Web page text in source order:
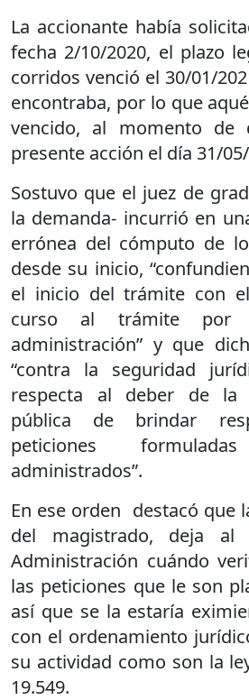
La accionante había
fecha 2/10/2020, el plazo
corridos venció el 30/01/
encontraba, por lo que
vencido, al momento
presente acción el día 31/
Sostuvo que el juez de
la demanda- incurrió en
errónea del cómputo de
desde su inicio,
el inicio del trámite con
curso al trámite
administración” y que
“contra la seguridad
respecta al deber de la
pública de brindar
peticiones
administrados”.
En ese orden destacó que
del magistrado, deja
Administración cuándo
las peticiones que le son
así que se la estaría
con el ordenamiento
su actividad como son la
19.549.